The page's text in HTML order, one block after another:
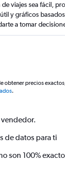
viajes sea fácil,
y gráficos
a tomar
obtener precios
.
de datos para ti
son 100%